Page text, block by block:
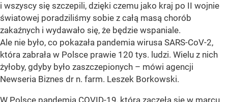
i wszyscy się szczepili, dzięki czemu jako kraj po II wojnie
światowej poradziliśmy sobie z całą masą chorób
zakaźnych i wydawało się, że będzie wspaniale.
Ale nie było, co pokazała pandemia wirusa SARS-CoV-2,
która zabrała w Polsce prawie 120 tys. ludzi. Wielu z nich
żyłoby, gdyby było zaszczepionych – mówi agencji
Newseria Biznes dr n. farm. Leszek Borkowski.